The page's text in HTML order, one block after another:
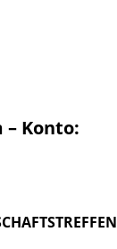
Konto: